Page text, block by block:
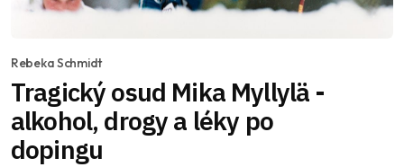
Rebeka Schmidt
Tragický osud Mika Myllylä -
alkohol, drogy a léky po
dopingu